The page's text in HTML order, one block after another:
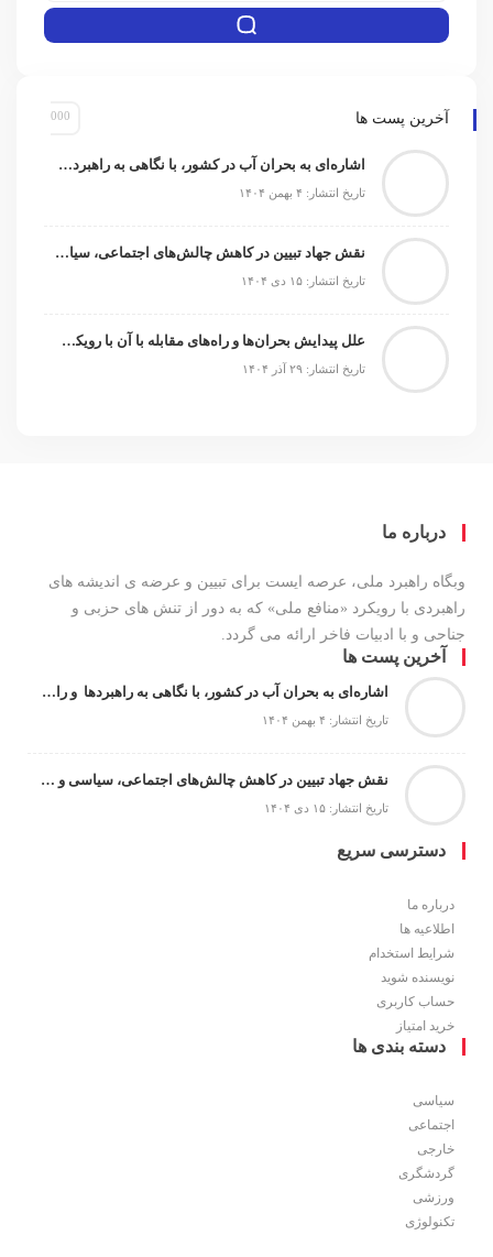
آخرین پست ها
اشاره‌ای به بحران آب در کشور، با نگاهی به راهبردها و راهکارها
تاریخ انتشار: ۴ بهمن ۱۴۰۴
نقش جهاد تبیین در کاهش چالش‌های اجتماعی، سیاسی و امنیتی
تاریخ انتشار: ۱۵ دی ۱۴۰۴
علل پیدایش بحران‌ها و راه‌های مقابله با آن با رویکرد شناختی
تاریخ انتشار: ۲۹ آذر ۱۴۰۴
درباره ما
وبگاه راهبرد ملی، عرصه ایست برای تبیین و عرضه ی اندیشه های
راهبردی با رویکرد «منافع ملی» که به دور از تنش های حزبی و
جناحی و با ادبیات فاخر ارائه می گردد.
آخرین پست ها
اشاره‌ای به بحران آب در کشور، با نگاهی به راهبردها و راهکارها
تاریخ انتشار: ۴ بهمن ۱۴۰۴
نقش جهاد تبیین در کاهش چالش‌های اجتماعی، سیاسی و امنیتی
تاریخ انتشار: ۱۵ دی ۱۴۰۴
دسترسی سریع
درباره ما
اطلاعیه ها
شرایط استخدام
نویسنده شوید
حساب کاربری
خرید امتیاز
دسته بندی ها
سیاسی
اجتماعی
خارجی
گردشگری
ورزشی
تکنولوژی